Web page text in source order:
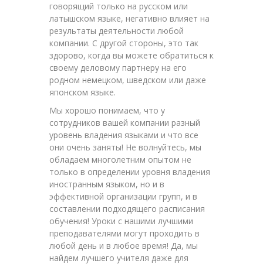
говорящий только на русском или
латышском языке, негативно влияет на
результаты деятельности любой
компании. С другой стороны, это так
здорово, когда вы можете обратиться к
своему деловому партнеру на его
родном немецком, шведском или даже
японском языке.
Мы хорошо понимаем, что у
сотрудников вашей компании разный
уровень владения языками и что все
они очень заняты! Не волнуйтесь, мы
обладаем многолетним опытом не
только в определении уровня владения
иностранным языком, но и в
эффективной организации групп, и в
составлении подходящего расписания
обучения! Уроки с нашими лучшими
преподавателями могут проходить в
любой день и в любое время! Да, мы
найдем лучшего учителя даже для